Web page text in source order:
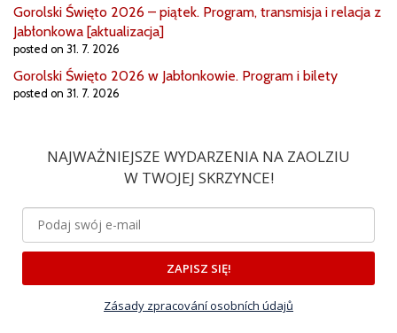
Gorolski Święto 2026 – piątek. Program, transmisja i relacja z
Jabłonkowa [aktualizacja]
posted on 31. 7. 2026
Gorolski Święto 2026 w Jabłonkowie. Program i bilety
posted on 31. 7. 2026
NAJWAŻNIEJSZE WYDARZENIA NA ZAOLZIU
W TWOJEJ SKRZYNCE!
ZAPISZ SIĘ!
Zásady zpracování osobních údajů